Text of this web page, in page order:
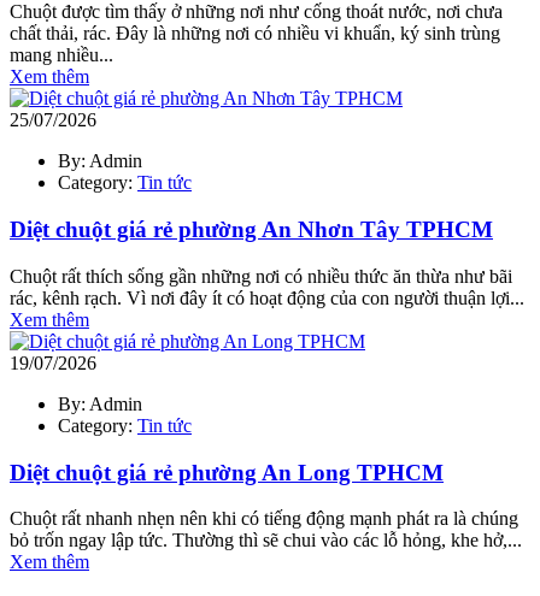
Chuột được tìm thấy ở những nơi như cống thoát nước, nơi chưa
chất thải, rác. Đây là những nơi có nhiều vi khuẩn, ký sinh trùng
mang nhiều...
Xem thêm
25/07/2026
By: Admin
Category: Tin tức
Diệt chuột giá rẻ phường An Nhơn Tây TPHCM
Chuột rất thích sống gần những nơi có nhiều thức ăn thừa như bãi
rác, kênh rạch. Vì nơi đây ít có hoạt động của con người thuận lợi...
Xem thêm
19/07/2026
By: Admin
Category: Tin tức
Diệt chuột giá rẻ phường An Long TPHCM
Chuột rất nhanh nhẹn nên khi có tiếng động mạnh phát ra là chúng
bỏ trốn ngay lập tức. Thường thì sẽ chui vào các lỗ hỏng, khe hở,...
Xem thêm